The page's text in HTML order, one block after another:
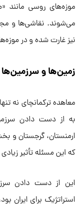
موزه‌های روسی مانند
می‌شوند. نقاشی‌ها و
نیز غارت شده و در
زمین‌ها و سرزمین‌ها
معاهده ترکمانچای نه
به از دست دادن
ارمنستان، گرجستان و
که این مسئله تأثیر
این از دست دادن
استراتژیک برای ایران